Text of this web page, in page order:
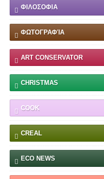
ΦΙΛΟΣΟΦΙΑ
ΦΩΤΟΓΡΑΦΊΑ
ART CONSERVATOR
CHRISTMAS
COOK
CREAL
ECO NEWS